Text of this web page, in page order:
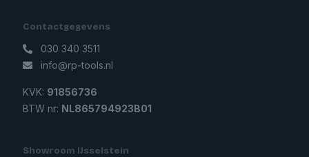
Contactgegevens
030 340 3511
info@rp-tools.nl
KVK: 91856736
BTW nr: NL865794923B01
Showroom IJsselstein